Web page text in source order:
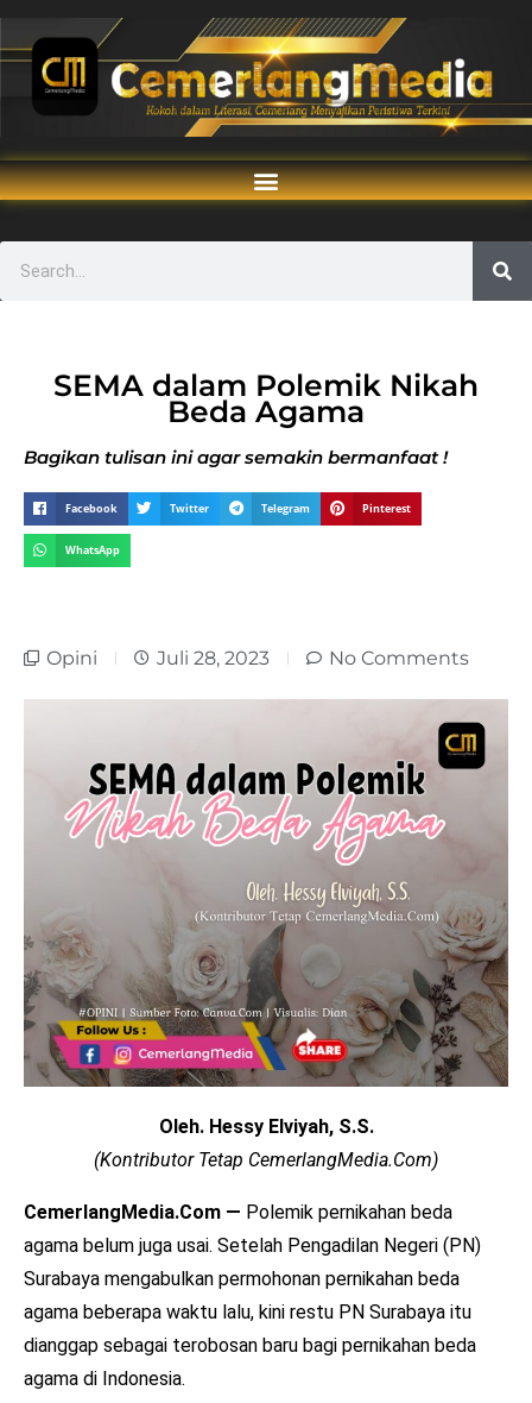
SEMA dalam Polemik Nikah
Beda Agama
Bagikan tulisan ini agar semakin bermanfaat !
Facebook Twitter Telegram Pinterest
WhatsApp
Opini Juli 28, 2023 No Comments
Oleh. Hessy Elviyah, S.S.
(Kontributor Tetap CemerlangMedia.Com)
CemerlangMedia.Com — Polemik pernikahan beda
agama belum juga usai. Setelah Pengadilan Negeri (PN)
Surabaya mengabulkan permohonan pernikahan beda
agama beberapa waktu lalu, kini restu PN Surabaya itu
dianggap sebagai terobosan baru bagi pernikahan beda
agama di Indonesia.